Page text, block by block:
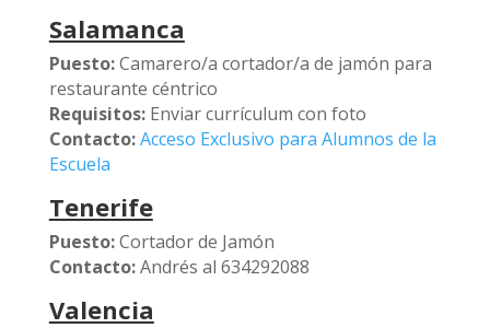
Salamanca
Puesto:Camarero/a cortador/a de jamón para
restaurante céntrico
Requisitos:Enviar currículum con foto
Contacto:Acceso Exclusivo para Alumnos de la
Escuela
Tenerife
Puesto:Cortador de Jamón
Contacto:Andrés al 634292088
Valencia